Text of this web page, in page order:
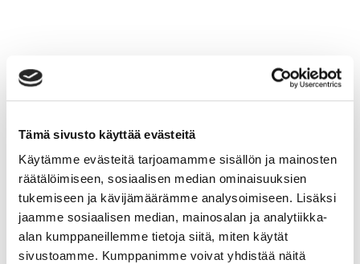
Tämä sivusto käyttää evästeitä
Käytämme evästeitä tarjoamamme sisällön ja mainosten
räätälöimiseen, sosiaalisen median ominaisuuksien
tukemiseen ja kävijämäärämme analysoimiseen. Lisäksi
jaamme sosiaalisen median, mainosalan ja analytiikka-
alan kumppaneillemme tietoja siitä, miten käytät
sivustoamme. Kumppanimme voivat yhdistää näitä